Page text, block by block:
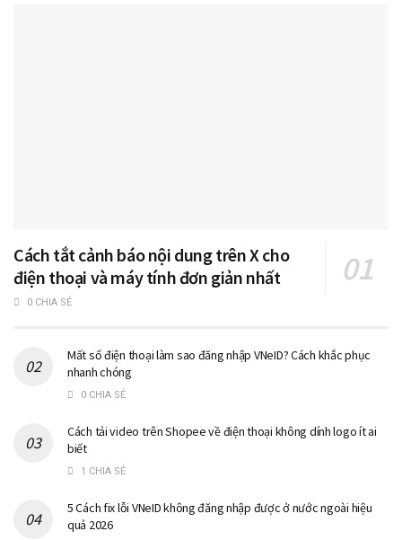
Cách tắt cảnh báo nội dung trên X cho
điện thoại và máy tính đơn giản nhất
0 CHIA SẺ
Mất số điện thoại làm sao đăng nhập VNeID? Cách khắc phục
nhanh chóng
0 CHIA SẺ
Cách tải video trên Shopee về điện thoại không dính logo ít ai
biết
1 CHIA SẺ
5 Cách fix lỗi VNeID không đăng nhập được ở nước ngoài hiệu
quả 2026